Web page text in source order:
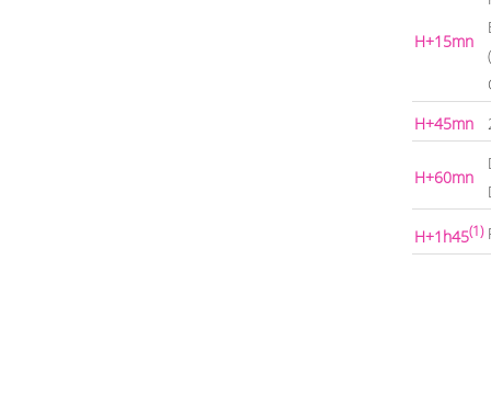
H+15mn
H+45mn
H+60mn
H+1h45(1)